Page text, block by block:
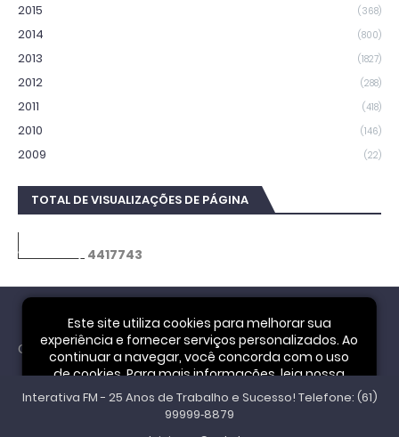
2015 (368)
2014 (800)
2013 (1827)
2012 (288)
2011 (418)
2010 (146)
2009 (22)
TOTAL DE VISUALIZAÇÕES DE PÁGINA
4417743
Cookie Notice
Este site utiliza cookies para melhorar sua
experiência e fornecer serviços personalizados. Ao
continuar a navegar, você concorda com o uso
de cookies. Para mais informações, leia nossa
Política de Privacidade.
Interativa FM - 25 Anos de Trabalho e Sucesso! Telefone: (61)
99999‑8879